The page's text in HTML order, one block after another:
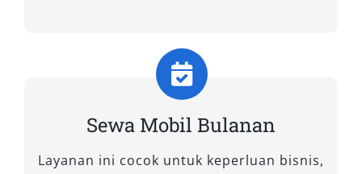
Sewa Mobil Bulanan
Layanan ini cocok untuk keperluan bisnis,